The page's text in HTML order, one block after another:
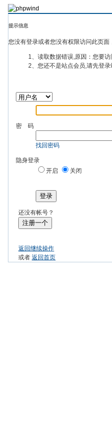
提示信息
您没有登录或者您没有权限访问此页面
1、读取数据错误,原因：您要
2、您还不是站点会员,请先登录
密 码
找回密码
隐身登录
开启
关闭
登录
还没有帐号？
注册一个
返回继续操作
或者返回首页